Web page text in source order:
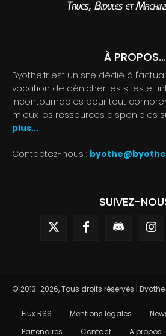
À PROPOS...
Byothe.fr est un site dédié à
vocation de dénicher les sites et
incontournables pour tout
mieux les ressources disponibles
plus...
Contactez-nous :
SUIVEZ-
© 2013-2026, Tous droits réservés | Byothe
Flux RSS Mentions légales
Partenaires
Contact A propos…